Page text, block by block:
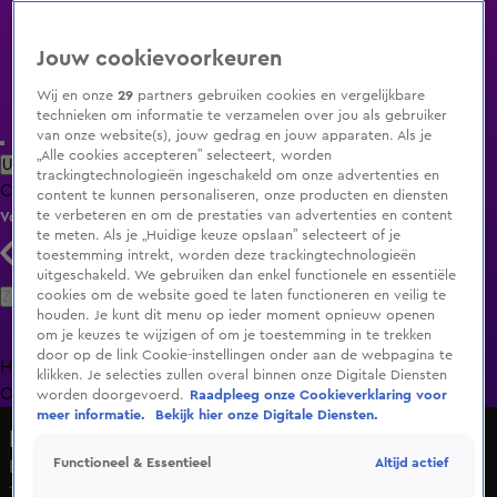
Uitzending Gemist Populaire programma's Zenders Genres
ClipsFilmsRadioSmart TV inlogShop
Volg KIJK
Zoeken
HomeUitzending Gemist Programma's De Bondgenoten
OranjezomerLivestreamsShop
Een klein feestje tussen het klussen door
11 okt 2024, 20:27
Jouw cookievoorkeuren
Wij en onze29 partners gebruiken cookies en vergelijkbare
technieken om informatie te verzamelen over jou als gebruiker
van onze website(s), jouw gedrag en jouw apparaten. Als je
„Alle cookies accepteren” selecteert, worden
trackingtechnologieën ingeschakeld om onze advertenties en
content te kunnen personaliseren, onze producten en diensten
te verbeteren en om de prestaties van advertenties en content
te meten. Als je „Huidige keuze opslaan” selecteert of je
toestemming intrekt, worden deze trackingtechnologieën
uitgeschakeld. We gebruiken dan enkel functionele en essentiële
cookies om de website goed te laten functioneren en veilig te
houden. Je kunt dit menu op ieder moment opnieuw openen
om je keuzes te wijzigen of om je toestemming in te trekken
door op de link Cookie-instellingen onder aan de webpagina te
klikken. Je selecties zullen overal binnen onze Digitale Diensten
worden doorgevoerd.
Raadpleeg onze Cookieverklaring voor
meer informatie.
Bekijk hier onze Digitale Diensten.
Functioneel & Essentieel Altijd actief